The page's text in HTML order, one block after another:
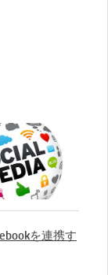
を連携す